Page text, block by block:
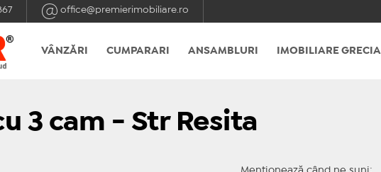
office@premierimobiliare.ro
VÂNZĂRI CUMPARARI ANSAMBLURI IMOBILIARE GRECIA
3 cam - Str Resita